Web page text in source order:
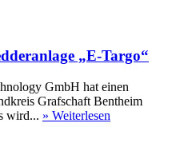
„E-Targo“
GmbH hat einen
Grafschaft Bentheim
wird... » Weiterlesen